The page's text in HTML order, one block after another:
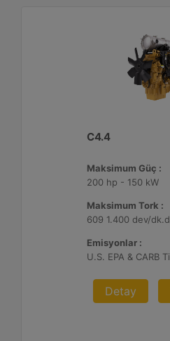
C4.4
Maksimum Güç :
200 hp - 150 kW
Maksimum Tork :
Emisyonlar :
Detay